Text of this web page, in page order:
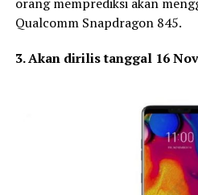
Qualcomm Snapdragon 845.
3. Akan dirilis tanggal 16